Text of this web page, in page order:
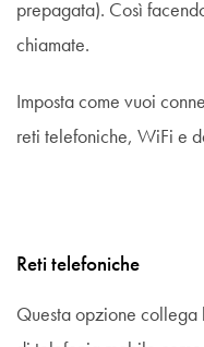
prepagata). Così
chiamate.
Imposta come vuoi
reti telefoniche, WiFi e
Reti telefoniche
Questa opzione collega